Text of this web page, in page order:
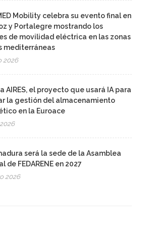
Mobility celebra su evento final en
y Portalegre mostrando los
de movilidad eléctrica en las zonas
mediterráneas
2026
AIRES, el proyecto que usará IA para
la gestión del almacenamiento
en la Euroace
será la sede de la Asamblea
de FEDARENE en 2027
2026